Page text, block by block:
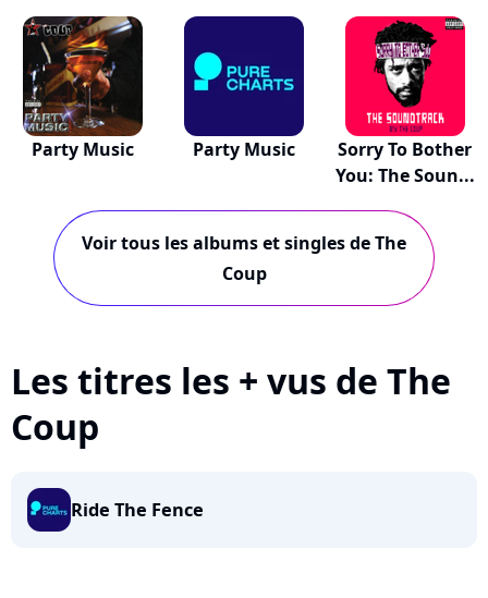
Party Music Party Music
Sorry To Bother
You: The Soun...
Voir tous les albums et singles de The
Coup
Les titres les + vus de The
Coup
Ride The Fence